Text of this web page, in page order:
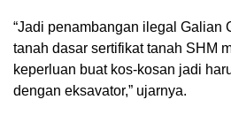
“Jadi penambangan ilegal Galian
tanah dasar sertifikat tanah SHM
keperluan buat kos-kosan jadi
dengan eksavator,” ujarnya.